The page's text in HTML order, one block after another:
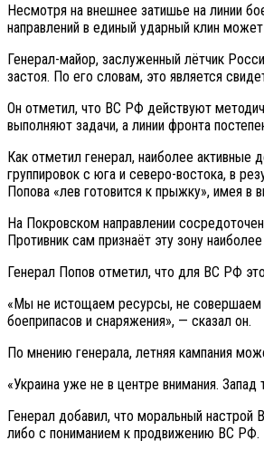
Несмотря на внешнее затишье на линии
направлений в единый ударный клин
Генерал-майор, заслуженный лётчик
застоя. По его словам, это является
Он отметил, что ВС РФ действуют
выполняют задачи, а линии фронта
Как отметил генерал, наиболее активные
группировок с юга и северо-востока, в
Попова «лев готовится к прыжку», имея в
На Покровском направлении
Противник сам признаёт эту зону
Генерал Попов отметил, что для ВС РФ
«Мы не истощаем ресурсы, не совершаем
боеприпасов и снаряжения», — сказал он.
По мнению генерала, летняя кампания
«Украина уже не в центре внимания.
Генерал добавил, что моральный настрой
либо с пониманием к продвижению ВС РФ.